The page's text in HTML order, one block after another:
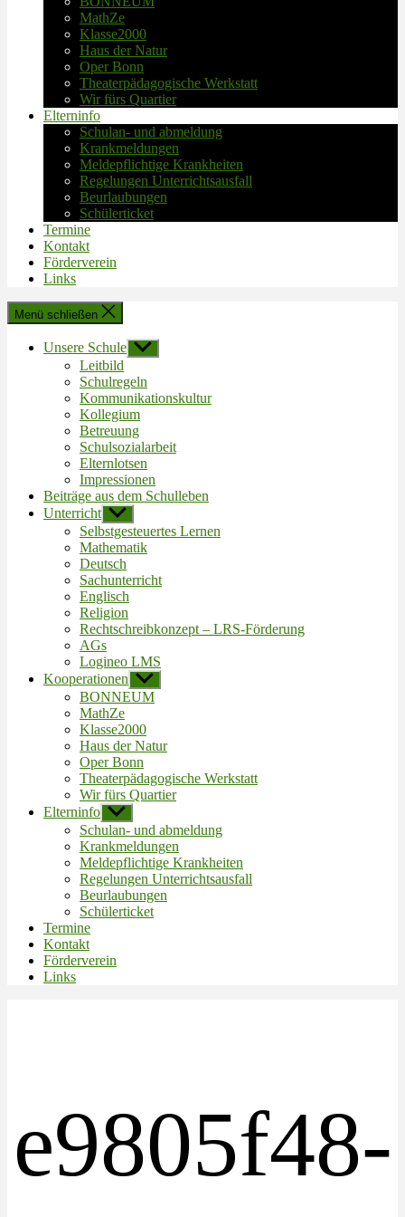
MathZe
Klasse2000
Haus der Natur
Oper Bonn
Theaterpädagogische Werkstatt
Wir fürs Quartier
Elterninfo
Schulan- und abmeldung
Krankmeldungen
Meldepflichtige Krankheiten
Regelungen Unterrichtsausfall
Beurlaubungen
Schülerticket
Termine
Kontakt
Förderverein
Links
Menü schließen
Unsere Schule Untermenü
anzeigen
Leitbild
Schulregeln
Kommunikationskultur
Kollegium
Betreuung
Schulsozialarbeit
Elternlotsen
Impressionen
Beiträge aus dem Schulleben
Unterricht Untermenü
anzeigen
Selbstgesteuertes Lernen
Mathematik
Deutsch
Sachunterricht
Englisch
Religion
Rechtschreibkonzept – LRS-Förderung
AGs
Logineo LMS
Kooperationen Untermenü
anzeigen
BONNEUM
MathZe
Klasse2000
Haus der Natur
Oper Bonn
Theaterpädagogische Werkstatt
Wir fürs Quartier
Elterninfo Untermenü
anzeigen
Schulan- und abmeldung
Krankmeldungen
Meldepflichtige Krankheiten
Regelungen Unterrichtsausfall
Beurlaubungen
Schülerticket
Termine
Kontakt
Förderverein
Links
e9805f48-